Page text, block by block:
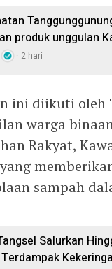
produk unggulan
2 hari
ini diikuti oleh
warga
Rakyat,
sampah
Salurkan